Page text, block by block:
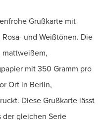
Grußkarte mit
und Weißtönen. Die
mattweißem,
mit 350 Gramm pro
Ort in Berlin,
Diese Grußkarte lässt
gleichen Serie